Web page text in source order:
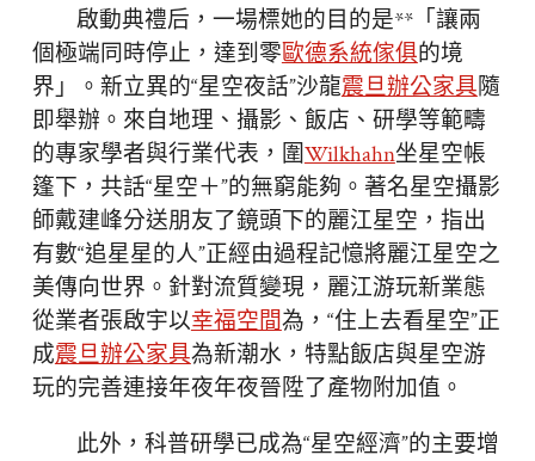
啟動典禮后，一場標她的目的是**「讓兩
個極端同時停止，達到零歐德系統傢俱的境
界」。新立異的“星空夜話”沙龍震旦辦公家具隨
即舉辦。來自地理、攝影、飯店、研學等範疇
的專家學者與行業代表，圍Wilkhahn坐星空帳
篷下，共話“星空＋”的無窮能夠。著名星空攝影
師戴建峰分送朋友了鏡頭下的麗江星空，指出
有數“追星星的人”正經由過程記憶將麗江星空之
美傳向世界。針對流質變現，麗江游玩新業態
從業者張啟宇以幸福空間為，“住上去看星空”正
成震旦辦公家具為新潮水，特點飯店與星空游
玩的完善連接年夜年夜晉陞了產物附加值。
此外，科普研學已成為“星空經濟”的主要增